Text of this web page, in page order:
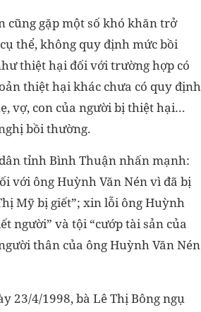
cũng gặp một số khó khăn trở
thể, không quy định mức bồi
thiệt hại đối với trường hợp có
thiệt hại khác chưa có quy định
vợ, con của người bị thiệt hại…
bồi thường.
tỉnh Bình Thuận nhấn mạnh:
với ông Huỳnh Văn Nén vì đã bị
Mỹ bị giết”; xin lỗi ông Huỳnh
người” và tội “cướp tài sản của
thân của ông Huỳnh Văn Nén
23/4/1998, bà Lê Thị Bông ngụ